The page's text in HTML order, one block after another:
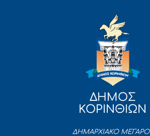
ΔΗΜΟΣ
ΚΟΡΙΝΘΙΩΝ
ΔΗΜΑΡΧΙΑΚΟ ΜΕΓΑΡΟ